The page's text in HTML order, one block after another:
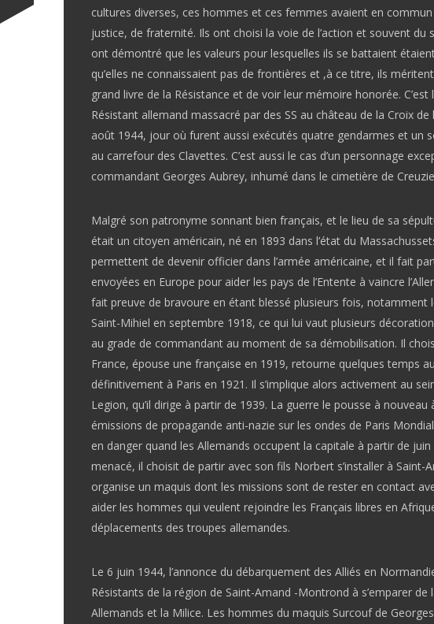
cultures diverses, ces hommes et ces femmes avaient en
justice, de fraternité. Ils ont choisi la voie de l’action et souvent du
ont démontré que les valeurs pour lesquelles ils se battaient
qu’elles ne connaissaient pas de frontières et ,à ce titre, ils
grand livre de la Résistance et de voir leur mémoire honorée. C’est
Résistant allemand massacré par des SS au château de la Croix de
août 1944, jour où furent aussi exécutés quatre gendarmes et un
au carrefour des Clavettes. C’est aussi le cas d’un personnage
commandant Georges Aubrey, inhumé dans le cimetière de
Malgré son patronyme sonnant bien français, et le lieu de sa
était un citoyen américain, né en 1893 dans l’état du
permettent de devenir officier dans l’armée américaine, et il fait
envoyées en Europe pour aider les pays de l’Entente à vaincre
fait preuve de bravoure en étant blessé plusieurs fois, notamment
Saint-Mihiel en septembre 1918, ce qui lui vaut plusieurs
au grade de commandant au moment de sa démobilisation. Il
France, épouse une française en 1919, retourne quelques temps
définitivement à Paris en 1921. Il s’implique alors activement au
Legion, qu’il dirige à partir de 1939. La guerre le pousse à nouveau
émissions de propagande anti-nazie sur les ondes de Paris
en danger quand les Allemands occupent la capitale à partir de
menacé, il choisit de partir avec son fils Norbert s’installer à Saint-
organise un maquis dont les missions sont de rester en contact
aider les hommes qui veulent rejoindre les Français libres en
déplacements des troupes allemandes.
Le 6 juin 1944, l’annonce du débarquement des Alliés en
Résistants de la région de Saint-Amand -Montrond à s’emparer de
Allemands et la Milice. Les hommes du maquis Surcouf de